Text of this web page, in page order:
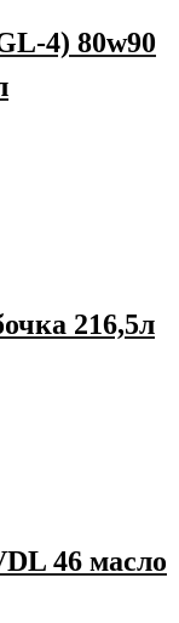
4) 80w90
216,5л
46 масло